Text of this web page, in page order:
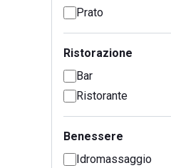
Prato
Ristorazione
Bar
Ristorante
Benessere
Idromassaggio